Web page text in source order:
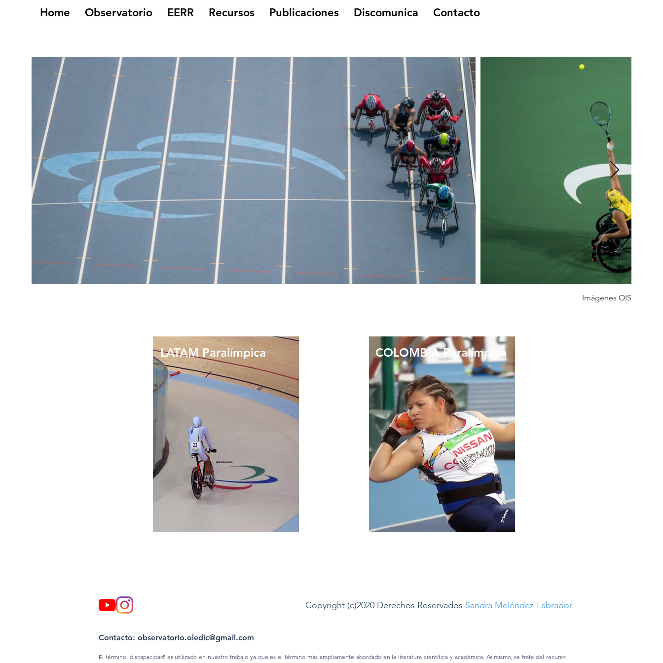
Home Observatorio EERR Recursos Publicaciones Discomunica Contacto
Imágenes OIS
LATAM Paralímpica COLOMBIA Paralímpica
Copyright (c)2020 Derechos Reservados Sandra Meléndez-Labrador
Contacto: observatorio.oledic@gmail.com
El término 'discapacidad' es utilizado en nuestro trabajo ya que es el término más ampliamente abordado en la literatura científica y académica. Asimismo, se trata del recurso